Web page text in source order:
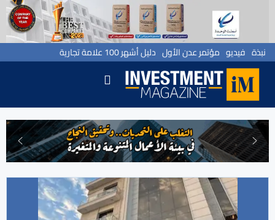
نبذة فيديو مؤتمر عدن الأول دليل أشهر 100 علامة تجارية